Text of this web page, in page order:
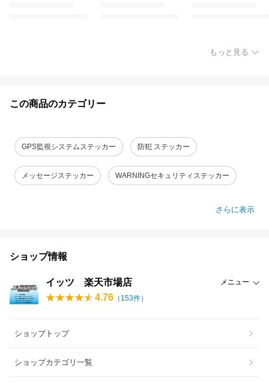
もっと見る
この商品のカテゴリー
GPS監視システムステッカー 防犯 ステッカー
メッセージステッカー WARNINGセキュリティステッカー
さらに表示
ショップ情報
イッツ 楽天市場店 メニュー
4.76 （ 153件）
ショップトップ
ショップカテゴリ一覧